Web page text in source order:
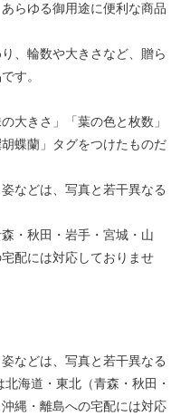
らゆる御用途に便利な商品
、輪数や大きさなど、贈ら
す。
大きさ」「葉の色と枚数」
蝶蘭」タグをつけたものだ
などは、写真と若干異なる
・秋田・岩手・宮城・山
配には対応しておりませ
などは、写真と若干異なる
海道・東北（青森・秋田・
縄・離島への宅配には対応